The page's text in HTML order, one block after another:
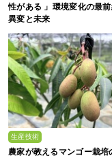
性がある 」環境変化の最
異変と未来
生産技術
農家が教えるマンゴー栽培